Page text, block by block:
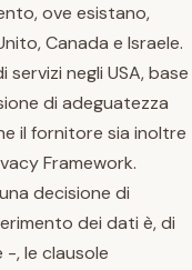
ove esistano,
Canada e Israele.
negli USA, base
di adeguatezza
il fornitore sia inoltre
Framework.
decisione di
dei dati è, di
, le clausole